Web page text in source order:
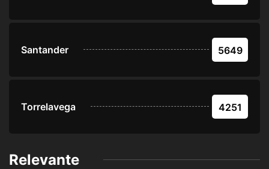
Santander 5649
Torrelavega 4251
Relevante